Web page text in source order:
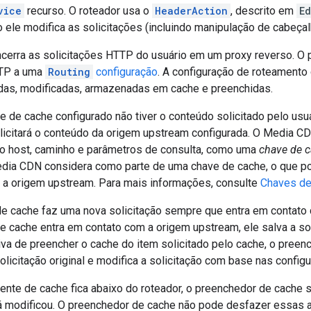
recurso. O roteador usa o HeaderAction , descrito em
ele modifica as solicitações (incluindo manipulação de
as solicitações HTTP do usuário em um proxy reverso.
a uma Routing configuração. A configuração de
modificadas, armazenadas em cache e preenchidas.
de cache configurado não tiver o conteúdo solicitado pelo
o conteúdo da origem upstream configurada. O Media
host, caminho e parâmetros de consulta, como uma chave de
CDN considera como parte de uma chave de cache, o que
a origem upstream. Para mais informações, consulte Chaves
cache faz uma nova solicitação sempre que entra em contato
cache entra em contato com a origem upstream, ele salva a
de preencher o cache do item solicitado pelo cache, o
original e modifica a solicitação com base nas
de cache fica abaixo do roteador, o preenchedor de
modificou. O preenchedor de cache não pode desfazer essas